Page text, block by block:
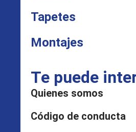
Tapetes
Montajes
Te puede
Quienes somos
Código de conducta